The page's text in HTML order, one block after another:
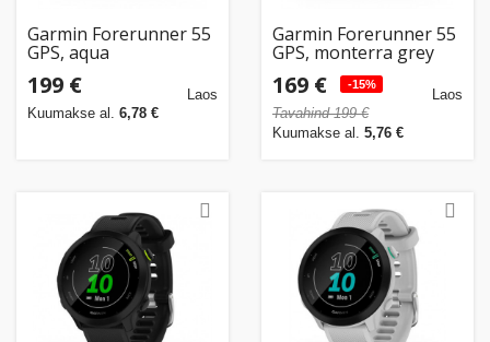
Garmin Forerunner 55
GPS, aqua
199 €
Kuumakse al. 6,78 €
Laos
Garmin Forerunner 55
GPS, monterra grey
169 € -15%
Tavahind 199 €
Kuumakse al. 5,76 €
Laos